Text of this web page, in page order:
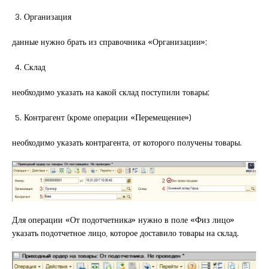
Организация
данные нужно брать из справочника «Организации»;
Склад
необходимо указать на какой склад поступили товары;
Контрагент (кроме операции «Перемещение»)
необходимо указать контрагента, от которого получены товары.
Для операции «От подотчетника» нужно в поле «Физ лицо»
указать подотчетное лицо, которое доставило товары на склад.